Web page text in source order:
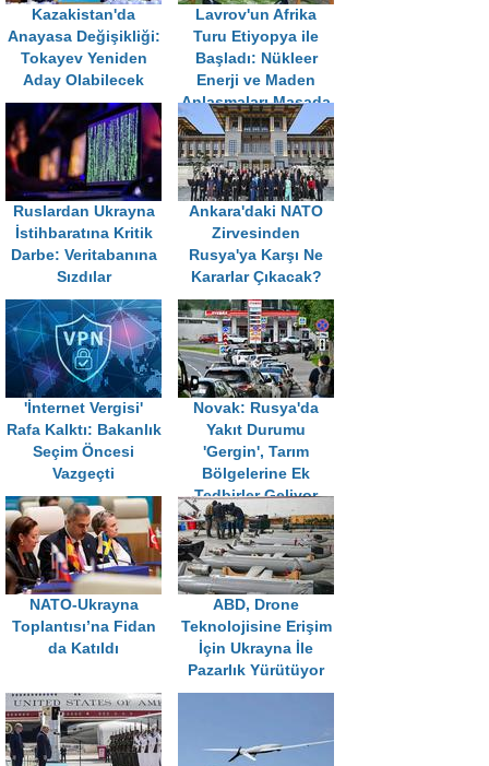
Kazakistan'da
Anayasa Değişikliği:
Tokayev Yeniden
Aday Olabilecek
Lavrov'un Afrika
Turu Etiyopya ile
Başladı: Nükleer
Enerji ve Maden
Anlaşmaları Masada
Ruslardan Ukrayna
İstihbaratına Kritik
Darbe: Veritabanına
Sızdılar
Ankara'daki NATO
Zirvesinden
Rusya'ya Karşı Ne
Kararlar Çıkacak?
'İnternet Vergisi'
Rafa Kalktı: Bakanlık
Seçim Öncesi
Vazgeçti
Novak: Rusya'da
Yakıt Durumu
'Gergin', Tarım
Bölgelerine Ek
Tedbirler Geliyor
NATO-Ukrayna
Toplantısı’na Fidan
da Katıldı
ABD, Drone
Teknolojisine Erişim
İçin Ukrayna İle
Pazarlık Yürütüyor